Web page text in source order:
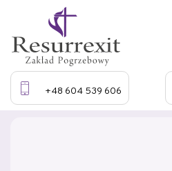
+48 604 539 606